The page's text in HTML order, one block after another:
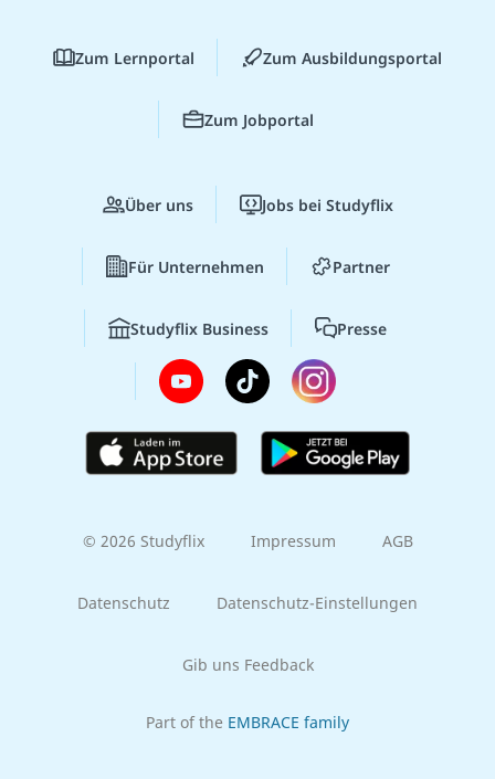
Zum Lernportal Zum Ausbildungsportal
Zum Jobportal
Über uns Jobs bei Studyflix
Für Unternehmen Partner
Studyflix Business Presse
© 2026 Studyflix Impressum AGB
Datenschutz Datenschutz-Einstellungen
Gib uns Feedback
Part of the EMBRACE family